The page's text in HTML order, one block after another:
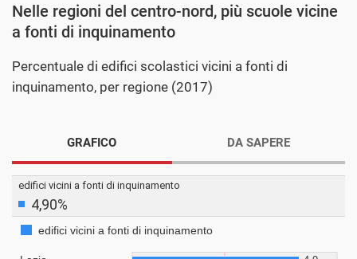
Nelle regioni del centro-nord, più scuole vicine
a fonti di inquinamento
Percentuale di edifici scolastici vicini a fonti di
inquinamento, per regione (2017)
GRAFICO DA SAPERE